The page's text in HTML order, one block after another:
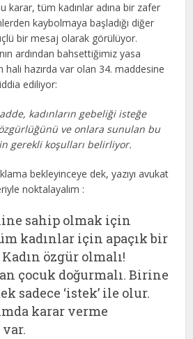
karar, tüm kadınlar adına bir zafer
kaybolmaya başladığı diğer
bir mesaj olarak görülüyor.
ardından bahsettiğimiz yasa
hali hazırda var olan 34. maddesine
ediliyor:
kadınların gebeliği isteğe
özgürlüğünü ve onlara sunulan bu
gerekli koşulları belirliyor.
bekleyinceye dek, yazıyı avukat
noktalayalım :
sahip olmak için
kadınlar için apaçık bir
özgür olmalı!
çocuk doğurmalı. Birine
sadece ‘istek’ ile olur.
karar verme